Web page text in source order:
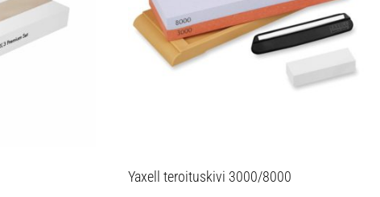
Yaxell teroituskivi 3000/8000